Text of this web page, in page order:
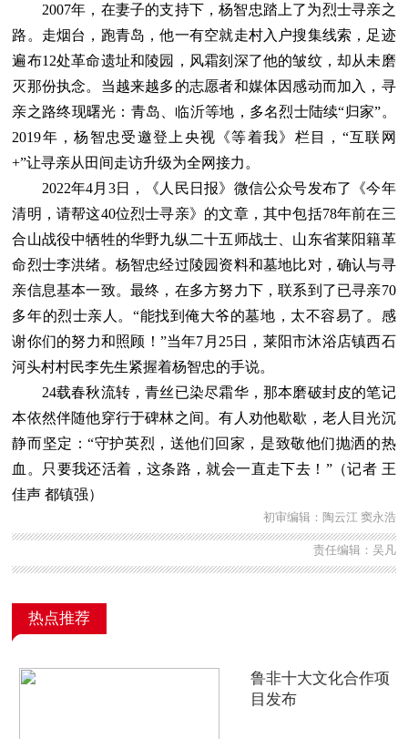
2007年，在妻子的支持下，杨智忠踏上了为烈士寻亲之
路。走烟台，跑青岛，他一有空就走村入户搜集线索，足迹
遍布12处革命遗址和陵园，风霜刻深了他的皱纹，却从未磨
灭那份执念。当越来越多的志愿者和媒体因感动而加入，寻
亲之路终现曙光：青岛、临沂等地，多名烈士陆续“归家”。
2019年，杨智忠受邀登上央视《等着我》栏目，“互联网
+”让寻亲从田间走访升级为全网接力。
2022年4月3日，《人民日报》微信公众号发布了《今年
清明，请帮这40位烈士寻亲》的文章，其中包括78年前在三
合山战役中牺牲的华野九纵二十五师战士、山东省莱阳籍革
命烈士李洪绪。杨智忠经过陵园资料和墓地比对，确认与寻
亲信息基本一致。最终，在多方努力下，联系到了已寻亲70
多年的烈士亲人。“能找到俺大爷的墓地，太不容易了。感
谢你们的努力和照顾！”当年7月25日，莱阳市沐浴店镇西石
河头村村民李先生紧握着杨智忠的手说。
24载春秋流转，青丝已染尽霜华，那本磨破封皮的笔记
本依然伴随他穿行于碑林之间。有人劝他歇歇，老人目光沉
静而坚定：“守护英烈，送他们回家，是致敬他们抛洒的热
血。只要我还活着，这条路，就会一直走下去！”（记者 王
佳声 都镇强）
初审编辑：陶云江 窦永浩
责任编辑：吴凡
热点推荐
鲁非十大文化合作项
目发布